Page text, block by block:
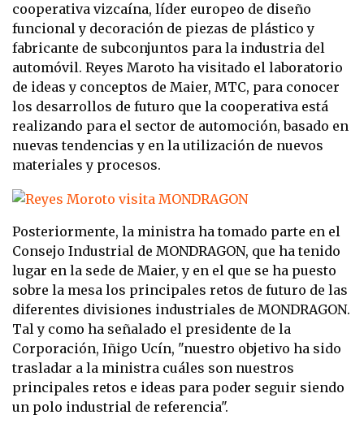
cooperativa vizcaína, líder europeo de diseño
funcional y decoración de piezas de plástico y
fabricante de subconjuntos para la industria del
automóvil. Reyes Maroto ha visitado el laboratorio
de ideas y conceptos de Maier, MTC, para conocer
los desarrollos de futuro que la cooperativa está
realizando para el sector de automoción, basado en
nuevas tendencias y en la utilización de nuevos
materiales y procesos.
Posteriormente, la ministra ha tomado parte en el
Consejo Industrial de MONDRAGON, que ha tenido
lugar en la sede de Maier, y en el que se ha puesto
sobre la mesa los principales retos de futuro de las
diferentes divisiones industriales de MONDRAGON.
Tal y como ha señalado el presidente de la
Corporación, Iñigo Ucín, "nuestro objetivo ha sido
trasladar a la ministra cuáles son nuestros
principales retos e ideas para poder seguir siendo
un polo industrial de referencia".